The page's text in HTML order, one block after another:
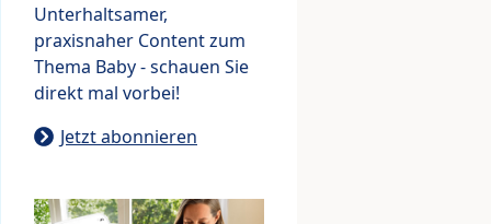
Unterhaltsamer,
praxisnaher Content zum
Thema Baby - schauen Sie
direkt mal vorbei!
Jetzt abonnieren